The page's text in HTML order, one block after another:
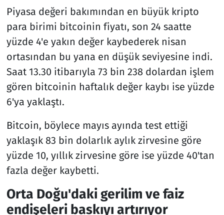
Piyasa değeri bakımından en büyük kripto
para birimi bitcoinin fiyatı, son 24 saatte
yüzde 4'e yakın değer kaybederek nisan
ortasından bu yana en düşük seviyesine indi.
Saat 13.30 itibarıyla 73 bin 238 dolardan işlem
gören bitcoinin haftalık değer kaybı ise yüzde
6'ya yaklaştı.
Bitcoin, böylece mayıs ayında test ettiği
yaklaşık 83 bin dolarlık aylık zirvesine göre
yüzde 10, yıllık zirvesine göre ise yüzde 40'tan
fazla değer kaybetti.
Orta Doğu'daki gerilim ve faiz
endişeleri baskıyı artırıyor
Televizyon